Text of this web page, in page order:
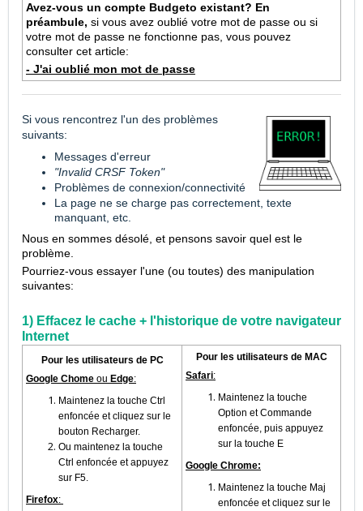
Avez-vous un compte Budgeto existant? En
préambule, si vous avez oublié votre mot de passe ou si
votre mot de passe ne fonctionne pas, vous pouvez
consulter cet article:
- J'ai oublié mon mot de passe
Si vous rencontrez l'un des problèmes
suivants:
Messages d'erreur
"Invalid CRSF Token"
Problèmes de connexion/connectivité
La page ne se charge pas correctement, texte
manquant, etc.
Nous en sommes désolé, et pensons savoir quel est le
problème.
Pourriez-vous essayer l'une (ou toutes) des manipulation
suivantes:
1) Effacez le cache + l'historique de votre navigateur
Internet
Pour les utilisateurs de PC
Google Chome ou Edge:
Maintenez la touche Ctrl
enfoncée et cliquez sur le
bouton Recharger.
Ou maintenez la touche
Ctrl enfoncée et appuyez
sur F5.
Firefox:
Pour les utilisateurs de MAC
Safari:
Maintenez la touche
Option et Commande
enfoncée, puis appuyez
sur la touche E
Google Chrome:
Maintenez la touche Maj
enfoncée et cliquez sur le